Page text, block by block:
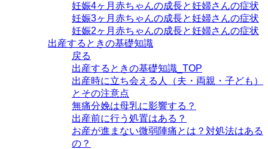
妊娠4ヶ月赤ちゃんの成長と妊婦さんの症状
妊娠3ヶ月赤ちゃんの成長と妊婦さんの症状
妊娠2ヶ月赤ちゃんの成長と妊婦さんの症状
出産するときの基礎知識
戻る
出産するときの基礎知識_TOP
出産時に立ち会える人（夫・両親・子ども）
とその注意点
無痛分娩は母乳に影響する？
出産前に行う処置はある？
お産が進まない微弱陣痛とは？対処法はある
の？